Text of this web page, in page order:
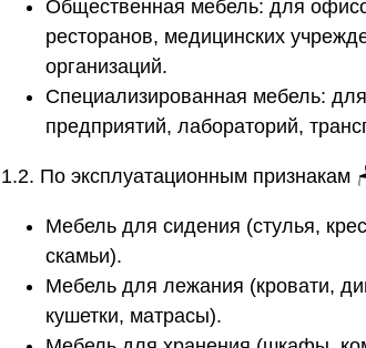
Общественная мебель: для
ресторанов, медицинских
организаций.
Специализированная мебель:
предприятий, лабораторий,
1.2. По эксплуатационным признакам
Мебель для сидения (стулья,
скамьи).
Мебель для лежания (кровати,
кушетки, матрасы).